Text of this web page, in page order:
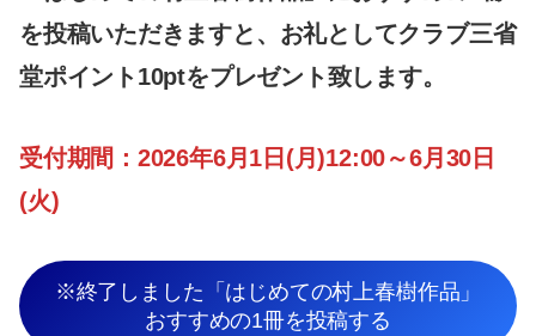
を投稿いただきますと、お礼としてクラブ三省
堂ポイント10ptをプレゼント致します。
受付期間：2026年6月1日(月)12:00～6月30日
(火)
※終了しました「はじめての村上春樹作品」
おすすめの1冊を投稿する